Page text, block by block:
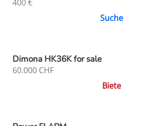
400€
Suche
Dimona HK36K for sale
60.000 CHF
Biete